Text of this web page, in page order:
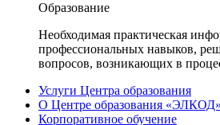
Образование
Необходимая практическая
профессиональных навыков,
вопросов, возникающих в
Услуги Центра образования
О Центре образования «ЭЛКОД»
Корпоративное обучение